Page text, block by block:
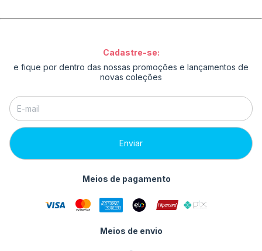
Cadastre-se:
e fique por dentro das nossas promoções e lançamentos de
novas coleções
Meios de pagamento
Meios de envio